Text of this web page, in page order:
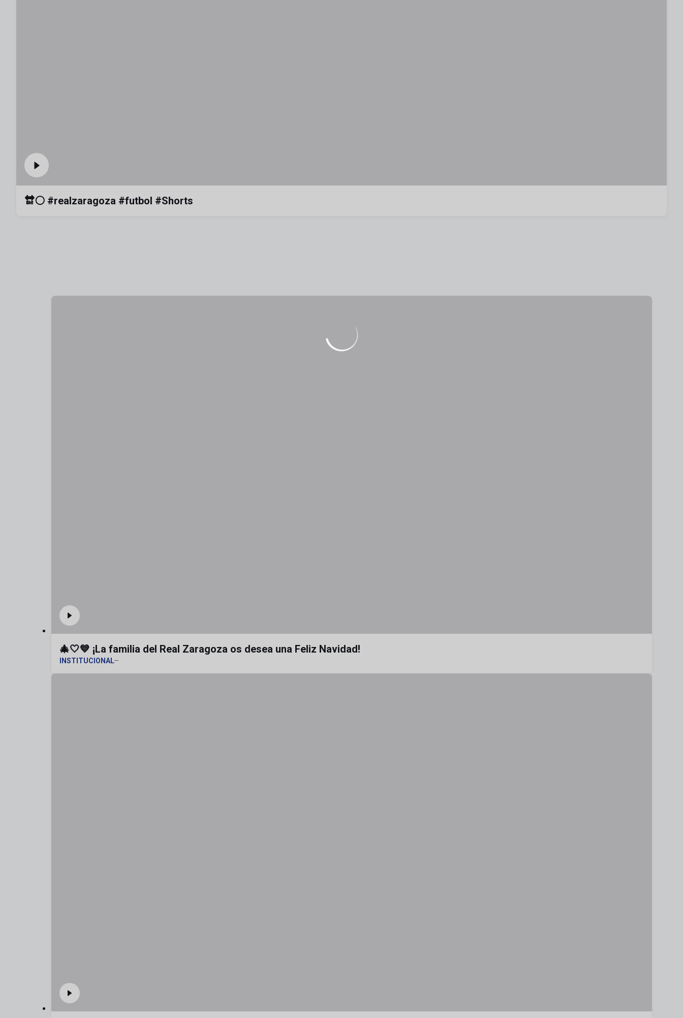
🔛⚪️ #realzaragoza #futbol #Shorts
🎄🤍💙 ¡La familia del Real Zaragoza os desea una Feliz Navidad!
INSTITUCIONAL